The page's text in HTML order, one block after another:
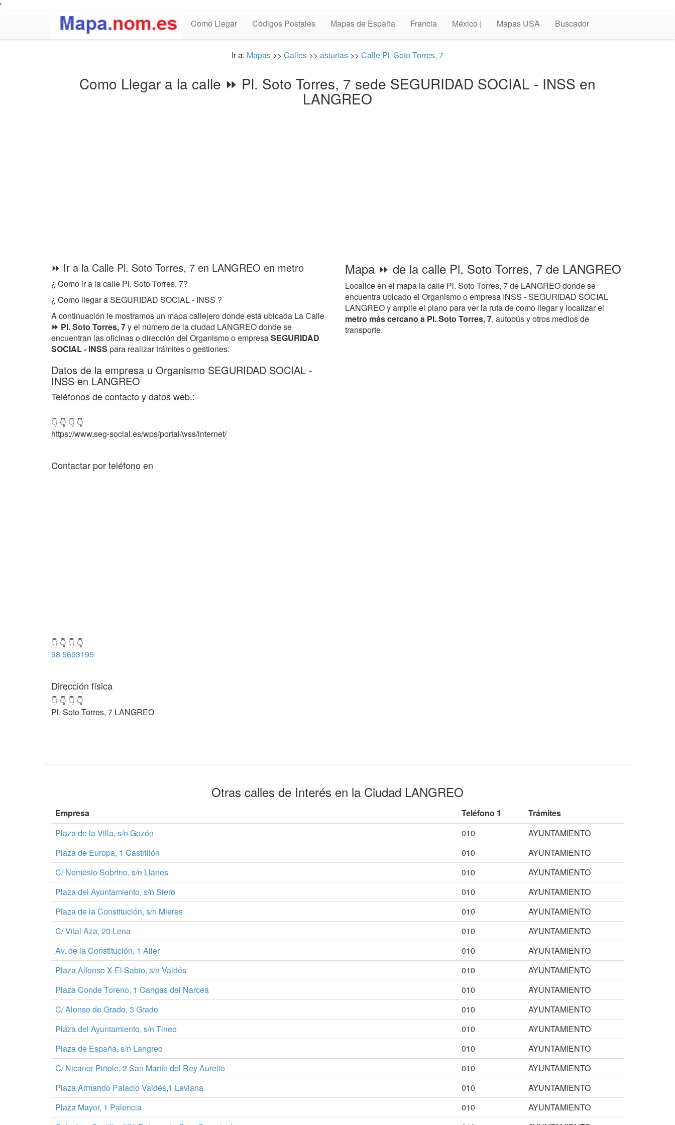
'
Como Llegar
Códigos Postales Mapas de España Francia México | Mapas USA Buscador
Ir a: Mapas >> Calles >> asturias >> Calle Pl. Soto Torres, 7
Como Llegar a la calle ⏩ Pl. Soto Torres, 7 sede SEGURIDAD SOCIAL - INSS en
LANGREO
⏩ Ir a la Calle Pl. Soto Torres, 7 en LANGREO en metro
¿ Como ir a la calle Pl. Soto Torres, 7?
¿ Como llegar a SEGURIDAD SOCIAL - INSS ?
A continuación le mostramos un mapa callejero donde está ubicada La Calle
⏩ Pl. Soto Torres, 7y el número de la ciudad LANGREO donde se
encuentran las oficinas o dirección del Organismo o empresaSEGURIDAD
SOCIAL - INSS para realizar trámites o gestiones:
Datos de la empresa u Organismo SEGURIDAD SOCIAL -
INSS en LANGREO
Teléfonos de contacto y datos web.:
👇 👇 👇 👇
https://www.seg-social.es/wps/portal/wss/internet/
Contactar por teléfono en
👇 👇 👇 👇
98 5693195
Dirección física
👇 👇 👇 👇
Pl. Soto Torres, 7 LANGREO
Mapa ⏩ de la calle Pl. Soto Torres, 7 de LANGREO
Localice en el mapa la calle Pl. Soto Torres, 7 de LANGREO donde se
encuentra ubicado el Organismo o empresa INSS - SEGURIDAD SOCIAL
LANGREO y amplie el plano para ver la ruta de como llegar y localizar el
metro más cercano a Pl. Soto Torres, 7, autobús y otros medios de
transporte.
Otras calles de Interés en la Ciudad LANGREO
Empresa Teléfono 1
Trámites
Plaza de la Villa, s/n Gozón
010
AYUNTAMIENTO
Plaza de Europa, 1 Castrillón
010
AYUNTAMIENTO
C/ Nemesio Sobrino, s/n Llanes
010
AYUNTAMIENTO
Plaza del Ayuntamiento, s/n Siero
010
AYUNTAMIENTO
Plaza de la Constitución, s/n Mieres
010
AYUNTAMIENTO
C/ Vital Aza, 20 Lena
010
AYUNTAMIENTO
Av. de la Constitución, 1 Aller
010
AYUNTAMIENTO
Plaza Alfonso X El Sabio, s/n Valdés
010
AYUNTAMIENTO
Plaza Conde Toreno, 1 Cangas del Narcea
010
AYUNTAMIENTO
C/ Alonso de Grado, 3 Grado
010
AYUNTAMIENTO
Plaza del Ayuntamiento, s/n Tineo
010
AYUNTAMIENTO
Plaza de España, s/n Langreo
010
AYUNTAMIENTO
C/ Nicanor Piñole, 2 San Martín del Rey Aurelio
010
AYUNTAMIENTO
Plaza Armando Palacio Valdés,1 Laviana
010
AYUNTAMIENTO
Plaza Mayor, 1 Palencia
010
AYUNTAMIENTO